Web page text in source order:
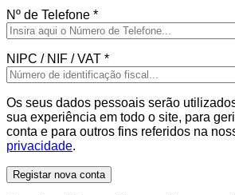
Nº de Telefone *
NIPC / NIF / VAT *
Os seus dados pessoais serão
sua experiência em todo o site, para
conta e para outros fins referidos na
privacidade.
Registar nova conta